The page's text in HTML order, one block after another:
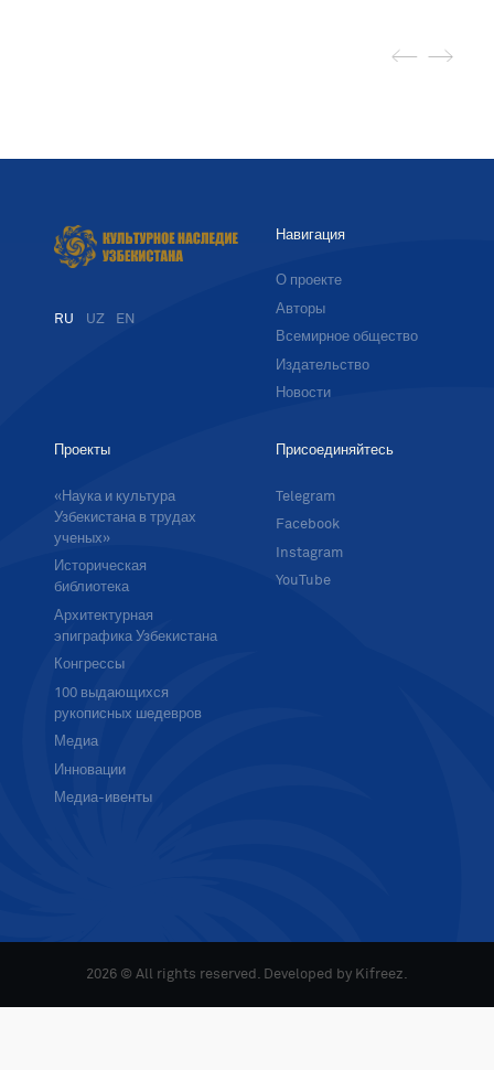
RU UZ EN
Навигация
О проекте
Авторы
Всемирное общество
Издательство
Новости
Проекты
«Наука и культура
Узбекистана в трудах
ученых»
Историческая
библиотека
Архитектурная
эпиграфика Узбекистана
Конгрессы
100 выдающихся
рукописных шедевров
Медиа
Инновации
Медиа-ивенты
Присоединяйтесь
Telegram
Facebook
Instagram
YouTube
2026 © All rights reserved. Developed by Kifreez.